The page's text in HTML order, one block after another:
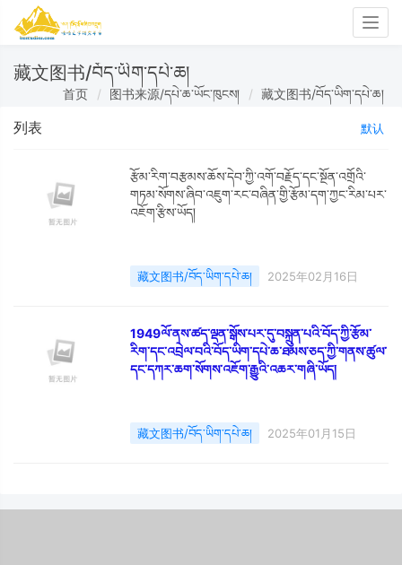
藏文图书/བོད་ཡིག་དཔེ་ཆ།
首页 图书来源/དཔེ་ཆ་ཡོང་ཁུངས། 藏文图书/བོད་ཡིག་དཔེ་ཆ།
列表 默认
རྩོམ་རིག་བརྩམས་ཆོས་དེབ་ཀྱི་འགོ་བརྗོད་དང་སྔོན་འགྲོའི་
གཏམ་སོགས་ཞིབ་འཇུག་རང་བཞིན་གྱི་རྩོམ་དག་ཀྱང་རིམ་པར་
འཇོག་རྩིས་ཡོད།
藏文图书/བོད་ཡིག་དཔེ་ཆ། 2025年02月16日
1949ལོ་ནས་ཚད་ལྡན་སྒོས་པར་དུ་བསྐྲུན་པའི་བོད་ཀྱི་རྩོམ་
རིག་དང་འབྲེལ་བའི་བོད་ཡིག་དཔེ་ཆ་ཐམས་ཅད་ཀྱི་གནས་ཚུལ་
དང་དཀར་ཆག་སོགས་འཇོག་རྒྱུའི་འཆར་གཞི་ཡོད།
藏文图书/བོད་ཡིག་དཔེ་ཆ། 2025年01月15日